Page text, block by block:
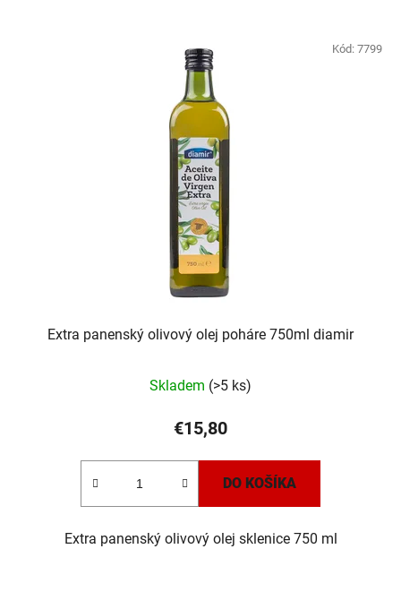
Extra panenský olivový olej poháre 750ml diamir
hodnotenie
produktu
je
hviezdičiek.
Skladem (>5 ks)
€15,80
DO KOŠÍKA
Extra panenský olivový olej sklenice 750 ml
Kód: 7799